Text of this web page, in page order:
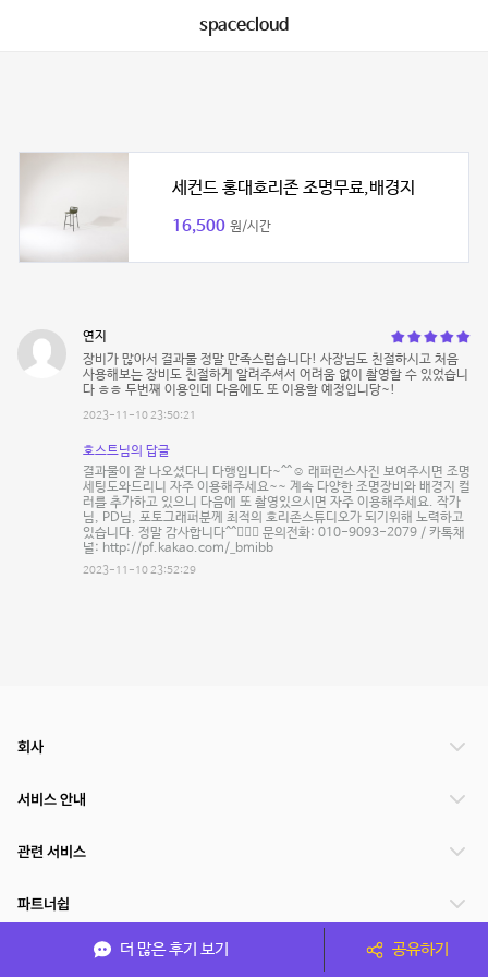
spacecloud
세컨드 홍대호리존 조명무료,배경지
16,500 원/시간
연지
장비가 많아서 결과물 정말 만족스럽습니다! 사장님도 친절하시고 처음
사용해보는 장비도 친절하게 알려주셔서 어려움 없이 촬영할 수 있었습니
다 ㅎㅎ 두번째 이용인데 다음에도 또 이용할 예정입니당~!
2023-11-10 23:50:21
호스트님의 답글
결과물이 잘 나오셨다니 다행입니다~^^☺️ 래퍼런스사진 보여주시면 조명
세팅도와드리니 자주 이용해주세요~~ 계속 다양한 조명장비와 배경지 컬
러를 추가하고 있으니 다음에 또 촬영있으시면 자주 이용해주세요. 작가
님, PD님, 포토그래퍼분께 최적의 호리존스튜디오가 되기위해 노력하고
있습니다. 정말 감사합니다^^🙇🏻‍♂️ 문의전화: 010-9093-2079 / 카톡채
널: http://pf.kakao.com/_bmibb
2023-11-10 23:52:29
더 많은 후기 보기 공유하기
회사
서비스 안내
관련 서비스
파트너쉽
서비스 제공 국가